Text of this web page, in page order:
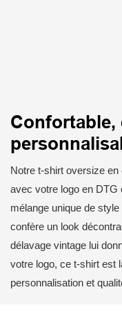
Confortable,
Notre t-shirt oversize
avec votre logo en DTG
mélange unique de
confère un look
délavage vintage lui
votre logo, ce t-shirt est
personnalisation et